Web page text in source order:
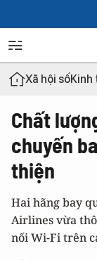
Xã hội sốKinh
Chất
chuyến
thiện
Hai hãng bay
Airlines vừa
nối Wi-Fi trên